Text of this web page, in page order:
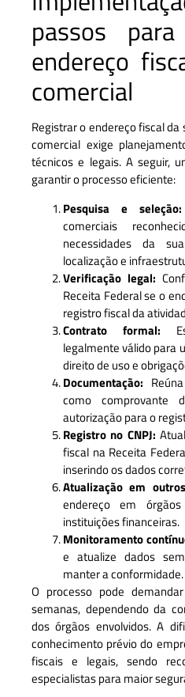
passos
endereço
comercial
Registrar o endereço fiscal
comercial exige
técnicos e legais. A seguir,
garantir o processo eficiente:
Pesquisa e seleção:
comerciais
necessidades da
localização e
Verificação legal:
Receita Federal se o
registro fiscal da
Contrato formal:
legalmente válido para
direito de uso e
Documentação:
como comprovante
autorização para o
Registro no CNPJ:
fiscal na Receita
inserindo os dados
Atualização em
endereço em
instituições financeiras.
Monitoramento
e atualize dados
manter a conformidade.
O processo pode
semanas, dependendo da
dos órgãos envolvidos. A
conhecimento prévio do
fiscais e legais, sendo
especialistas para maior